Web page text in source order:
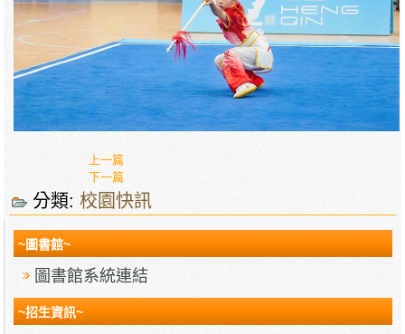
上一篇
下一篇
分類:校園快訊
~圖書館~
圖書館系統連結
~招生資訊~